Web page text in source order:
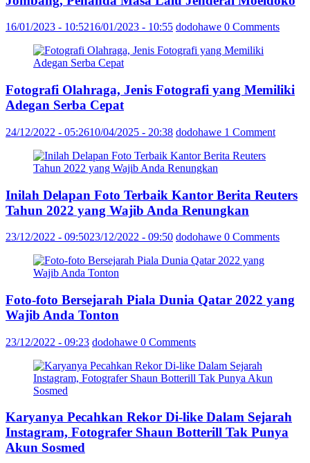
16/01/2023 - 10:5216/01/2023 - 10:55 dodohawe 0 Comments
Fotografi Olahraga, Jenis Fotografi yang Memiliki
Adegan Serba Cepat
24/12/2022 - 05:2610/04/2025 - 20:38 dodohawe 1 Comment
Inilah Delapan Foto Terbaik Kantor Berita Reuters
Tahun 2022 yang Wajib Anda Renungkan
23/12/2022 - 09:5023/12/2022 - 09:50 dodohawe 0 Comments
Foto-foto Bersejarah Piala Dunia Qatar 2022 yang
Wajib Anda Tonton
23/12/2022 - 09:23 dodohawe 0 Comments
Karyanya Pecahkan Rekor Di-like Dalam Sejarah
Instagram, Fotografer Shaun Botterill Tak Punya
Akun Sosmed